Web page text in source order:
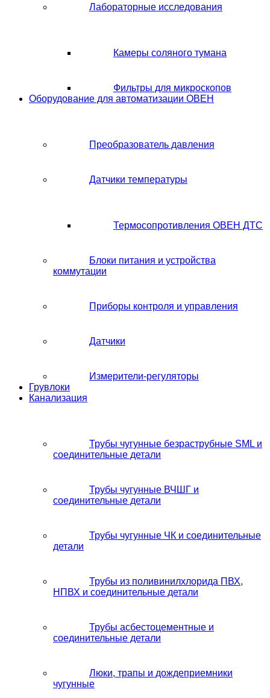
Лабораторные исследования
Камеры соляного тумана
Фильтры для микроскопов
Оборудование для автоматизации ОВЕН
Преобразователь давления
Датчики температуры
Термосопротивления ОВЕН ДТС
Блоки питания и устройства
коммутации
Приборы контроля и управления
Датчики
Измерители-регуляторы
Грувлоки
Канализация
Трубы чугунные безраструбные SML и
соединительные детали
Трубы чугунные ВЧШГ и
соединительные детали
Трубы чугунные ЧК и соединительные
детали
Трубы из поливинилхлорида ПВХ,
НПВХ и соединительные детали
Трубы асбестоцементные и
соединительные детали
Люки, трапы и дождеприемники
чугунные